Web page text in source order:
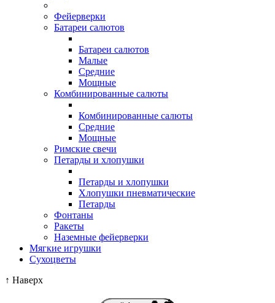
Фейерверки
Батареи салютов
Батареи салютов
Малые
Средние
Мощные
Комбинированные салюты
Комбинированные салюты
Средние
Мощные
Римские свечи
Петарды и хлопушки
Петарды и хлопушки
Хлопушки пневматические
Петарды
Фонтаны
Ракеты
Наземные фейерверки
Мягкие игрушки
Сухоцветы
↑ Наверх